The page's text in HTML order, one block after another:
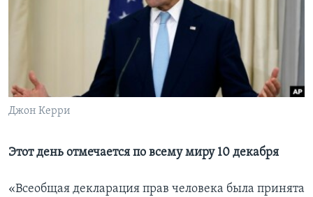
Джон Керри
Этот день отмечается по всему миру 10 декабря
«Всеобщая декларация прав человека была принята